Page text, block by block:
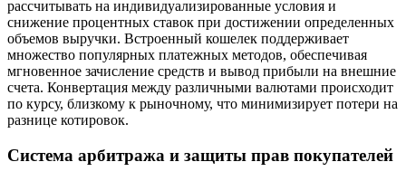
рассчитывать на индивидуализированные условия и
снижение процентных ставок при достижении определенных
объемов выручки. Встроенный кошелек поддерживает
множество популярных платежных методов, обеспечивая
мгновенное зачисление средств и вывод прибыли на внешние
счета. Конвертация между различными валютами происходит
по курсу, близкому к рыночному, что минимизирует потери на
разнице котировок.
Система арбитража и защиты прав покупателей